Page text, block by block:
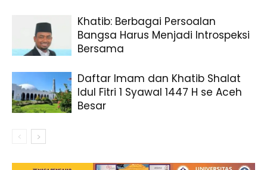
Khatib: Berbagai Persoalan
Bangsa Harus Menjadi Introspeksi
Bersama
Daftar Imam dan Khatib Shalat
Idul Fitri 1 Syawal 1447 H se Aceh
Besar